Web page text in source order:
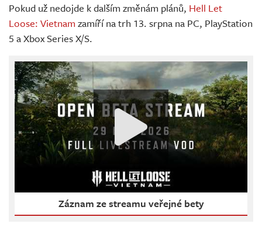
Pokud už nedojde k dalším změnám plánů, Hell Let
Loose: Vietnam zamíří na trh 13. srpna na PC, PlayStation
5 a Xbox Series X/S.
Záznam ze streamu veřejné bety